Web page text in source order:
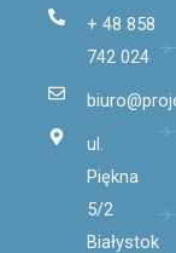
+ 48 858
742 024
ul.
Piękna
5/2
Białystok